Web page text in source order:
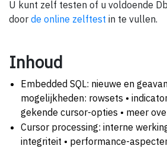
U kunt zelf testen of u voldoende
door de online zelftest in te vullen.
Inhoud
Embedded SQL: nieuwe en
mogelijkheden: rowsets •
gekende cursor-opties • meer
Cursor processing: interne
integriteit • performance-